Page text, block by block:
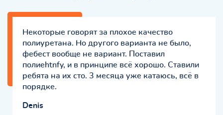
Некоторые говорят за плохое качество
полиуретана. Но другого варианта не было,
фебест вообще не вариант. Поставил
полиehtnfy, и в принципе всё хорошо. Ставили
ребята на их сто. 3 месяца уже катаюсь, всё в
порядке.
Denis